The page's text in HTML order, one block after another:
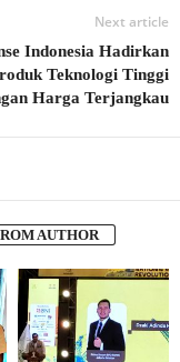
Next article
Indonesia Hadirkan
Teknologi Tinggi
Harga Terjangkau
AUTHOR